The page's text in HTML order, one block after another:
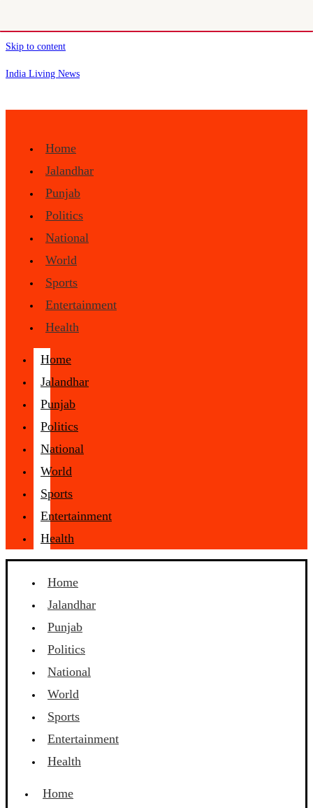
Skip to content
India Living News
Home
Jalandhar
Punjab
Politics
National
World
Sports
Entertainment
Health
Home
Jalandhar
Punjab
Politics
National
World
Sports
Entertainment
Health
Home
Jalandhar
Punjab
Politics
National
World
Sports
Entertainment
Health
Home